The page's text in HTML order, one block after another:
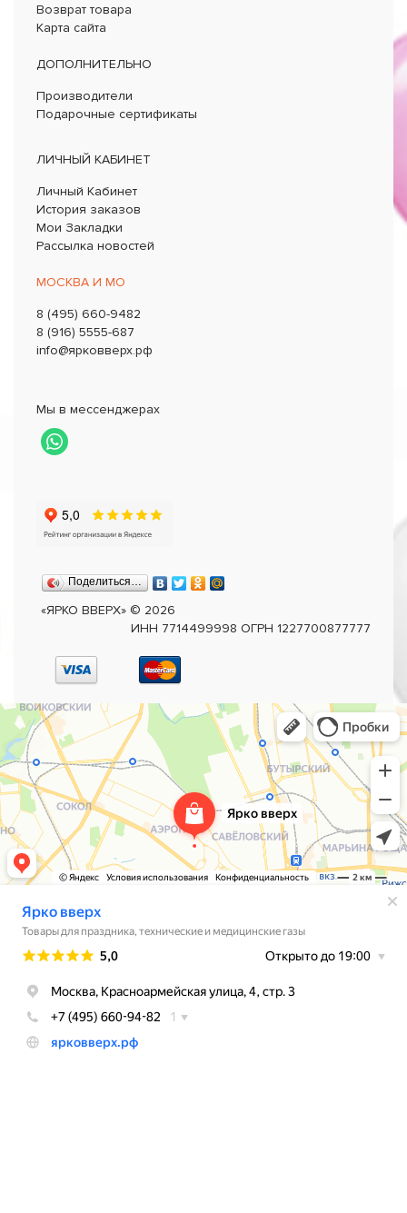
Возврат товара
Карта сайта
ДОПОЛНИТЕЛЬНО
Производители
Подарочные сертификаты
ЛИЧНЫЙ КАБИНЕТ
Личный Кабинет
История заказов
Мои Закладки
Рассылка новостей
МОСКВА И МО
8 (495) 660-9482
8 (916) 5555-687
info@ярковверх.рф
Мы в мессенджерах
Поделиться…
«ЯРКО ВВЕРХ» © 2026
ИНН 7714499998 ОГРН 1227700877777